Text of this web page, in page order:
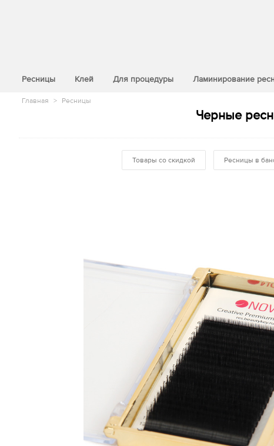
Ресницы Клей Для процедуры Ламинирование
Главная > Ресницы
Черные
Товары со скидкой Ресницы в